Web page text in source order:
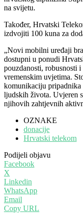
na svijetu.
Također, Hrvatski
izdvojiti 100 kuna za
„Novi mobilni uređaji
dostupni u ponudi
pouzdanosti, robusnosti
vremenskim uvjetima.
komunikaciju pripadnika
ljudskih života. Uvjeren
njihovih zahtjevnih
OZNAKE
donacije
Hrvatski telekom
Podijeli objavu
Facebook
X
Linkedin
WhatsApp
Email
Copy URL